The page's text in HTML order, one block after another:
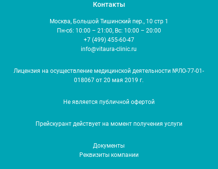
Контакты
Москва, Большой Тишинский пер., 10 стр 1
Пн-сб: 10:00 – 21:00, Вс: 10:00 – 20:00
+7 (499) 455-60-47
info@vitaura-clinic.ru
Лицензия на осуществление медицинской деятельности №ЛО-77-01-
018067 от 20 мая 2019 г.
Не является публичной офертой
Прейскурант действует на момент получения услуги
Документы
Реквизиты компании